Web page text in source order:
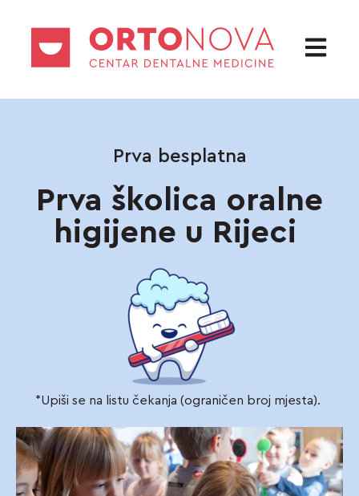
Otvori
Prva besplatna
Prva školica oralne
higijene u Rijeci
*Upiši se na listu čekanja (ograničen broj mjesta).